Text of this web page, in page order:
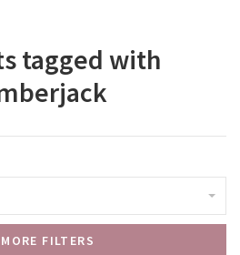
tagged with
MORE FILTERS